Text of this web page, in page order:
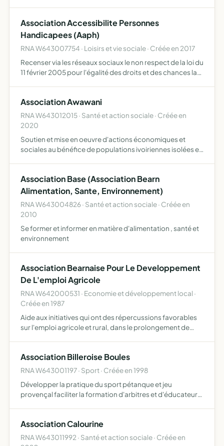
médias) et à travers …
Association Accessibilite Personnes
Handicapees (Aaph)
RNA W643007754 · Loisirs et vie sociale · Créée en 2017
Recenser via les réseaux sociaux le non respect de la loi du
11 février 2005 pour l'égalité des droits et des chances la
Association Awawani
RNA W643012015 · Santé et action sociale · Créée en
2020
Soutien et mise en oeuvre d'actions économiques et
sociales au bénéfice de populations ivoiriennes isolées et
Association Base (Association Bearn
Alimentation, Sante, Environnement)
RNA W643004826 · Santé et action sociale · Créée en
2010
Se former et informer en matière d'alimentation , santé et
environnement
Association Bearnaise Pour Le Developpement
De L'emploi Agricole
RNA W642000531 · Economie et développement local ·
Créée en 1987
Aide aux initiatives qui ont des répercussions favorables
sur l'emploi agricole et rural, dans le prolongement de
Association Billeroise Boules
RNA W643001197 · Sport · Créée en 1998
Développer la pratique du sport pétanque et jeu
provençal faciliter la formation d'arbitres et d'éducateurs
Association Calourine
RNA W643011992 · Santé et action sociale · Créée en